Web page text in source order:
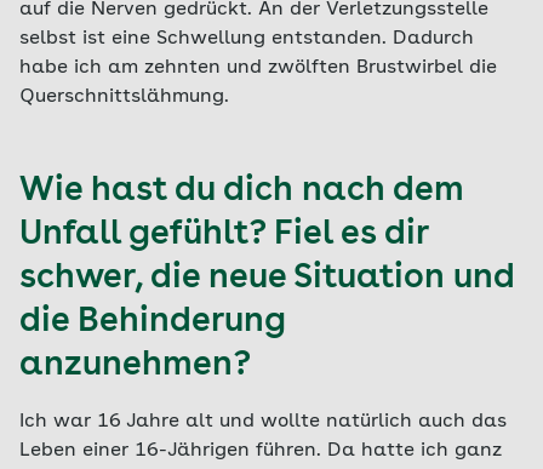
auf die Nerven gedrückt. An der Verletzungsstelle
selbst ist eine Schwellung entstanden. Dadurch
habe ich am zehnten und zwölften Brustwirbel die
Querschnittslähmung.
Wie hast du dich nach dem
Unfall gefühlt? Fiel es dir
schwer, die neue Situation und
die Behinderung
anzunehmen?
Ich war 16 Jahre alt und wollte natürlich auch das
Leben einer 16-Jährigen führen. Da hatte ich ganz